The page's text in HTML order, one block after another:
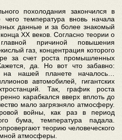
похолодания закончился в
температура вновь начала
данные и за более знакомый
XX веков. Согласно теории о
причиной повышения
газ, концентрация которого
за счет роста промышленных
да. Но вот что забавно:
на нашей планете началось…
автомобилей, гигантских
Так, график роста
карабкался вверх вплоть до
мало загрязняло атмосферу.
войны, как раз в период
бума, температура падала.
теорию человеческого
атмосферы.